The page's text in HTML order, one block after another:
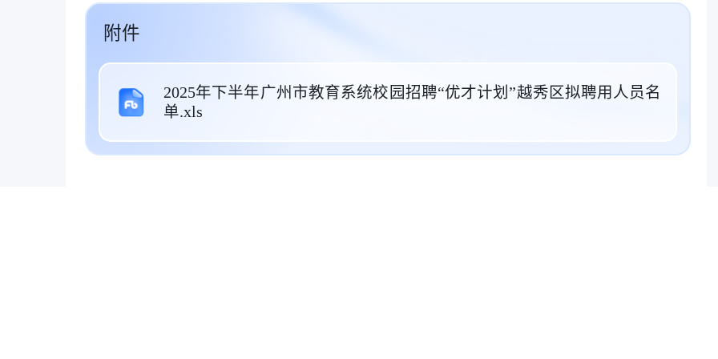
附件
2025年下半年广州市教育系统校园招聘“优才计划”越秀区拟聘用人员名
单.xls